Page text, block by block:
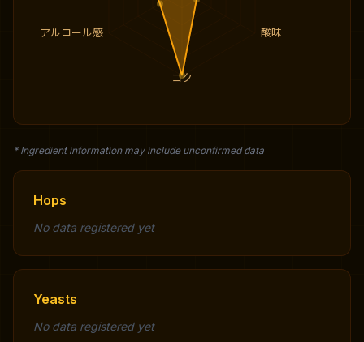
酸味
コク
アルコール感
* Ingredient information may include unconfirmed data
Hops
No data registered yet
Yeasts
No data registered yet